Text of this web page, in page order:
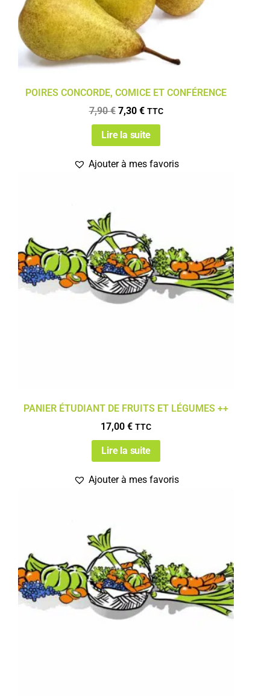
POIRES CONCORDE, COMICE ET CONFÉRENCE
7,90€ 7,30 € TTC
Lire la suite
Ajouter à mes favoris
PANIER ÉTUDIANT DE FRUITS ET LÉGUMES ++
17,00 € TTC
Lire la suite
Ajouter à mes favoris